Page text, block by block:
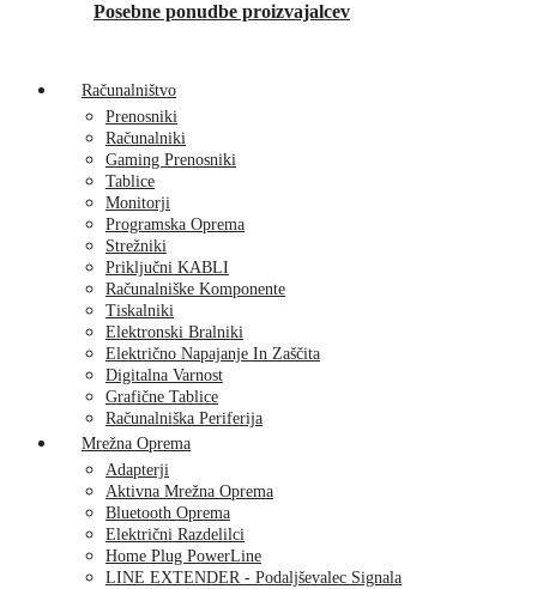
Posebne ponudbe proizvajalcev
Računalništvo
Prenosniki
Računalniki
Gaming Prenosniki
Tablice
Monitorji
Programska Oprema
Strežniki
Priključni KABLI
Računalniške Komponente
Tiskalniki
Elektronski Bralniki
Električno Napajanje In Zaščita
Digitalna Varnost
Grafične Tablice
Računalniška Periferija
Mrežna Oprema
Adapterji
Aktivna Mrežna Oprema
Bluetooth Oprema
Električni Razdelilci
Home Plug PowerLine
LINE EXTENDER - Podaljševalec Signala